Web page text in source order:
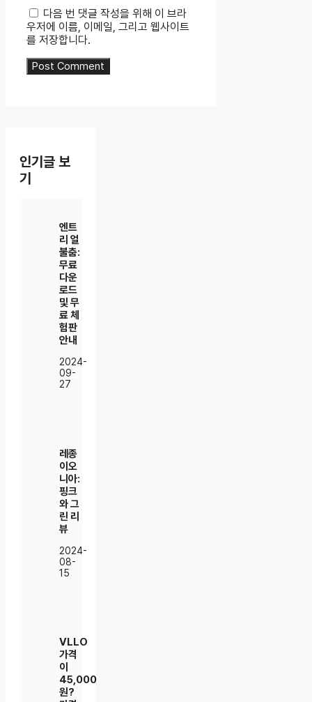
다음 번 댓글 작성을 위해 이 브라
우저에 이름, 이메일, 그리고 웹사이트
를 저장합니다.
인기글 보
기
엔트
리 얼
불춤:
무료
다운
로드
및 무
료 체
험판
안내
2024-
09-
27
레종
이오
니아:
핑크
와 그
린 리
뷰
2024-
08-
15
VLLO
가격
이
45,000
원?